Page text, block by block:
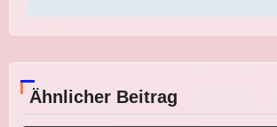
Ähnlicher Beitrag